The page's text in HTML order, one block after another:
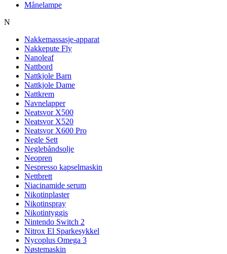
Månelampe
N
Nakkemassasje-apparat
Nakkepute Fly
Nanoleaf
Nattbord
Nattkjole Barn
Nattkjole Dame
Nattkrem
Navnelapper
Neatsvor X500
Neatsvor X520
Neatsvor X600 Pro
Negle Sett
Neglebåndsolje
Neopren
Nespresso kapselmaskin
Nettbrett
Niacinamide serum
Nikotinplaster
Nikotinspray
Nikotintyggis
Nintendo Switch 2
Nitrox El Sparkesykkel
Nycoplus Omega 3
Nøstemaskin